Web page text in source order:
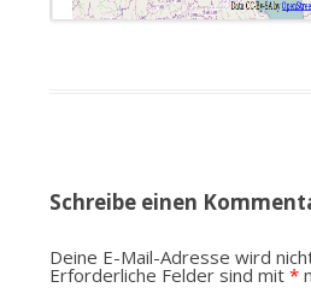
Schreibe einen
Deine E-Mail-Adresse wird
Erforderliche Felder sind mit *